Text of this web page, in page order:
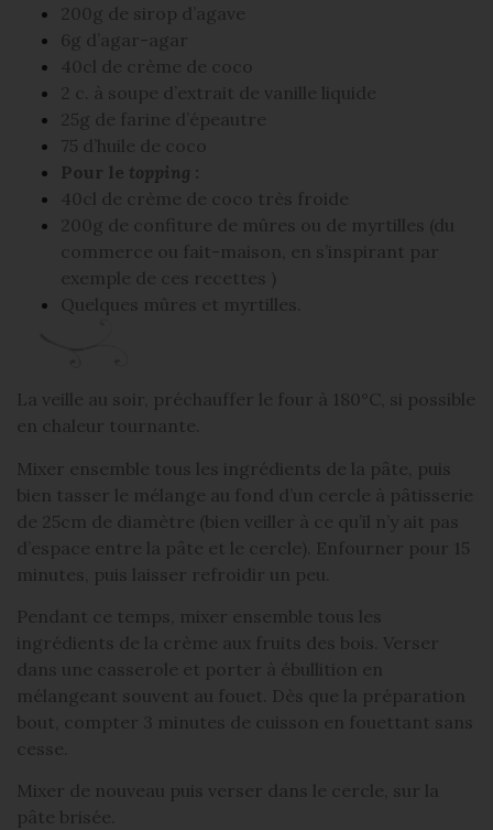
200g de sirop d’agave
6g d’agar-agar
40cl de crème de coco
2 c. à soupe d’extrait de vanille liquide
25g de farine d’épeautre
75 d’huile de coco
Pour le topping :
40cl de crème de coco très froide
200g de confiture de mûres ou de myrtilles (du
commerce ou fait-maison, en s’inspirant par
exemple de ces recettes )
Quelques mûres et myrtilles.
La veille au soir, préchauffer le four à 180°C, si possible
en chaleur tournante.
Mixer ensemble tous les ingrédients de la pâte, puis
bien tasser le mélange au fond d’un cercle à pâtisserie
de 25cm de diamètre (bien veiller à ce qu’il n’y ait pas
d’espace entre la pâte et le cercle). Enfourner pour 15
minutes, puis laisser refroidir un peu.
Pendant ce temps, mixer ensemble tous les
ingrédients de la crème aux fruits des bois. Verser
dans une casserole et porter à ébullition en
mélangeant souvent au fouet. Dès que la préparation
bout, compter 3 minutes de cuisson en fouettant sans
cesse.
Mixer de nouveau puis verser dans le cercle, sur la
pâte brisée.